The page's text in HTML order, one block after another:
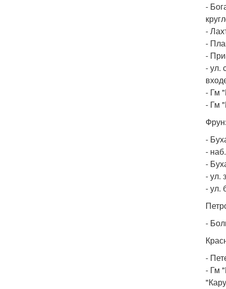
-
-
-
-
- ул.
- Гм
- Гм
-
-
-
- ул.
- ул.
-
-
- Гм